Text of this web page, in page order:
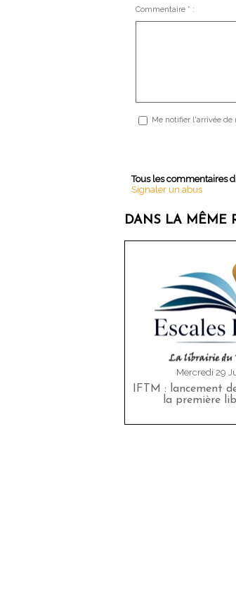
Commentaire * :
Me notifier l'arrivée
Tous les commentaires
Signaler un abus
DANS LA MÊME
Mercredi 29
IFTM : lancement
la première